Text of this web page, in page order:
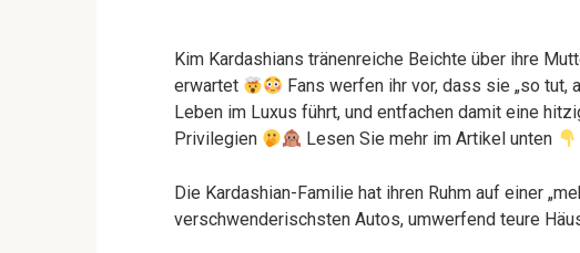
Kim Kardashians tränenreiche Beichte über ihre
erwartet
Fans werfen ihr vor, dass sie „so tut,
Leben im Luxus führt, und entfachen damit eine
Privilegien
Lesen Sie mehr im Artikel unten
Die Kardashian-Familie hat ihren Ruhm auf einer
verschwenderischsten Autos, umwerfend teure